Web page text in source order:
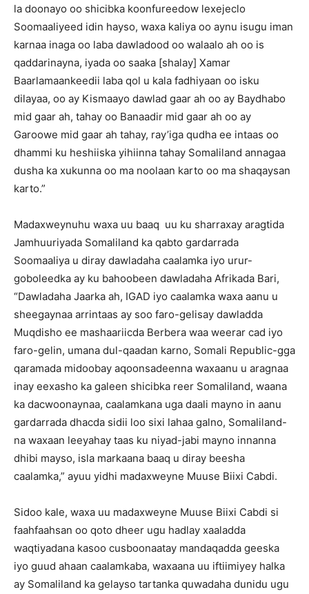
la doonayo oo shicibka koonfureedow lexejeclo
Soomaaliyeed idin hayso, waxa kaliya oo aynu isugu iman
karnaa inaga oo laba dawladood oo walaalo ah oo is
qaddarinayna, iyada oo saaka [shalay] Xamar
Baarlamaankeedii laba qol u kala fadhiyaan oo isku
dilayaa, oo ay Kismaayo dawlad gaar ah oo ay Baydhabo
mid gaar ah, tahay oo Banaadir mid gaar ah oo ay
Garoowe mid gaar ah tahay, ray’iga qudha ee intaas oo
dhammi ku heshiiska yihiinna tahay Somaliland annagaa
dusha ka xukunna oo ma noolaan karto oo ma shaqaysan
karto.”
Madaxweynuhu waxa uu baaq uu ku sharraxay aragtida
Jamhuuriyada Somaliland ka qabto gardarrada
Soomaaliya u diray dawladaha caalamka iyo urur-
goboleedka ay ku bahoobeen dawladaha Afrikada Bari,
“Dawladaha Jaarka ah, IGAD iyo caalamka waxa aanu u
sheegaynaa arrintaas ay soo faro-gelisay dawladda
Muqdisho ee mashaariicda Berbera waa weerar cad iyo
faro-gelin, umana dul-qaadan karno, Somali Republic-gga
qaramada midoobay aqoonsadeenna waxaanu u aragnaa
inay eexasho ka galeen shicibka reer Somaliland, waana
ka dacwoonaynaa, caalamkana uga daali mayno in aanu
gardarrada dhacda sidii loo sixi lahaa galno, Somaliland-
na waxaan leeyahay taas ku niyad-jabi mayno innanna
dhibi mayso, isla markaana baaq u diray beesha
caalamka,” ayuu yidhi madaxweyne Muuse Biixi Cabdi.
Sidoo kale, waxa uu madaxweyne Muuse Biixi Cabdi si
faahfaahsan oo qoto dheer ugu hadlay xaaladda
waqtiyadana kasoo cusboonaatay mandaqadda geeska
iyo guud ahaan caalamkaba, waxaana uu iftiimiyey halka
ay Somaliland ka gelayso tartanka quwadaha dunidu ugu